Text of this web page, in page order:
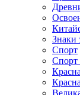
Знаки
Спорт
Спорт